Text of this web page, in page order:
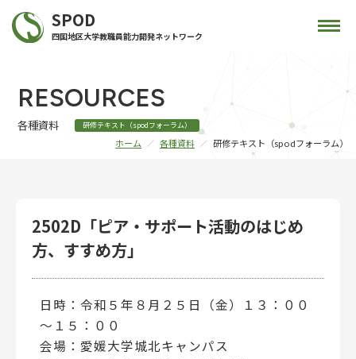
SPOD
四国地区大学教職員能力開発ネットワーク
RESOURCES
各種資料 研修テキスト（spodフォーラム）
ホーム 各種資料 研修テキスト（spodフォーラム）
2502D「ピア・サポート活動のはじめ
方、すすめ方」
日時：令和５年８月２５日（金）１３：００
～１５：００
会場：愛媛大学城北キャンパス